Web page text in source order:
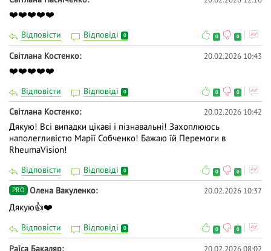
загальна практика сімейна медицина
рентгенологія
фтизіатрія
інфекційні хвороби
гастроентерологія
гематологія
ортопедія і травматологія
імунологія
дерматовенерологія
гематологія
геріатрія
❤️❤️❤️❤️❤️
Відповісти Відповіді 0 0 0
Світлана Костенко 20.02.2026 10:43
❤️❤️❤️❤️❤️
Відповісти Відповіді 0 0 0
Світлана Костенко 20.02.2026 10:42
Дякую! Всі випадки цікаві і пізнавальні! Захоплююсь
наполегливістю Марії Собченко! Бажаю їй Перемоги в
RheumaVision!
Відповісти Відповіді 0 0 0
PRO Олена Вакуленко 20.02.2026 10:37
Дякую👍❤️
Відповісти Відповіді 0 0 0
Раїса Бакаляр 20.02.2026 08:02